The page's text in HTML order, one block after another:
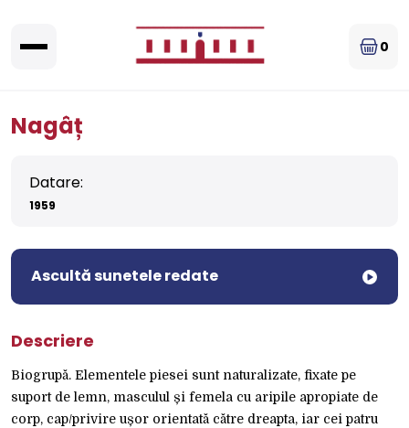
0
Nagâț
Datare:
1959
Ascultă sunetele redate
Descriere
Biogrupă. Elementele piesei sunt naturalizate, fixate pe
suport de lemn, masculul și femela cu aripile apropiate de
corp, cap/privire ușor orientată către dreapta, iar cei patru